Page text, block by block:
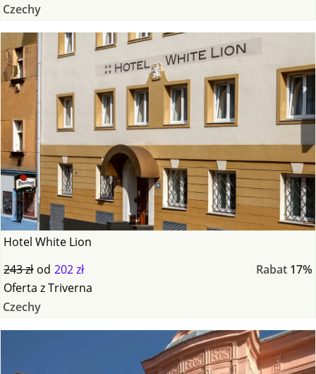
Czechy
Hotel White Lion
243 zł od 202 zł Rabat 17%
Oferta zTriverna
Czechy